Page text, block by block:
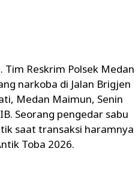
Tim Reskrim Polsek Medan
narkoba di Jalan Brigjen
Medan Maimun, Senin
Seorang pengedar sabu
saat transaksi haramnya
Toba 2026.